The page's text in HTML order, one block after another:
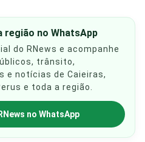
região no WhatsApp
do RNews e acompanhe
trânsito,
e notícias de Caieiras,
e toda a região.
no WhatsApp